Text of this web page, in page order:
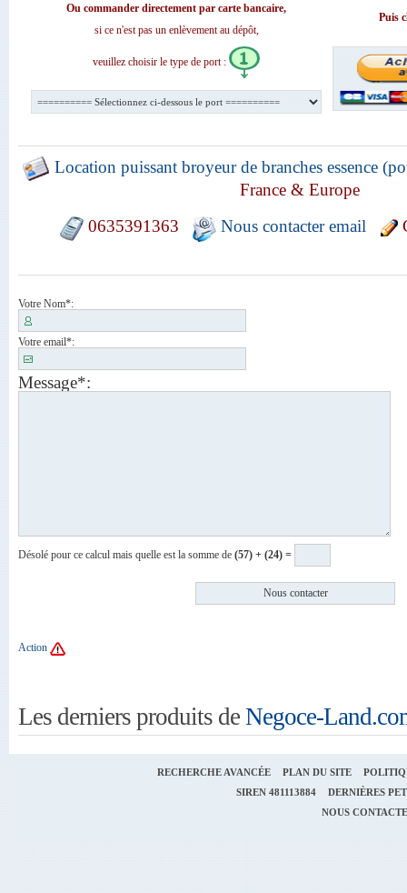
Ou commander directement par carte bancaire,
si ce n'est pas un enlèvement au dépôt,
veuillez choisir le type de port :
Puis
Location puissant broyeur de branches essence
France & Europe
0635391363
Nous contacter email
Votre Nom*:
Votre email*:
Message*:
Désolé pour ce calcul mais quelle est la somme de (57) + (24) =
Action
Les derniers produits de Negoce-
RECHERCHE AVANCÉE PLAN DU SITE
SIREN 481113884
DERNIÈRES
NOUS